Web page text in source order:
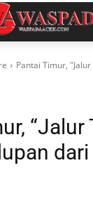
Pantai Timur,
“Jalur